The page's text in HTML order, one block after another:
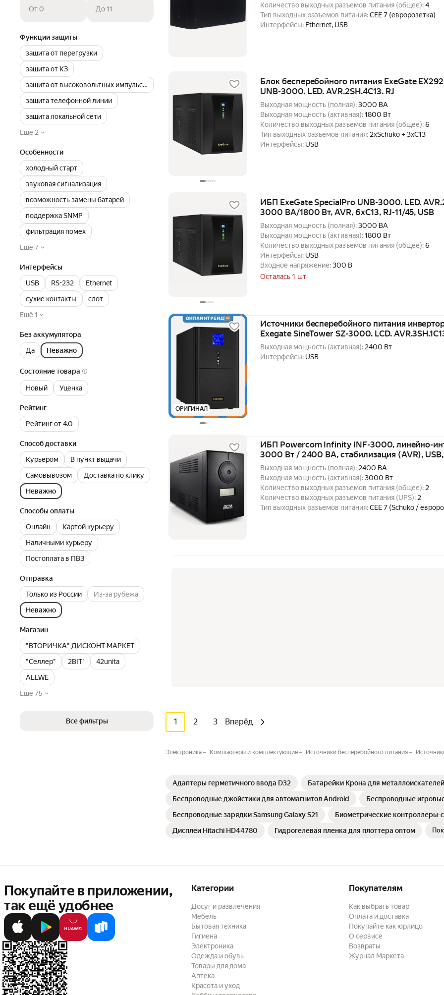
От 0 До 11
Функции защиты
защита от перегрузки
защита от КЗ
защита от высоковольтных импульсов
защита телефонной линии
защита локальной сети
Ещё 2
Особенности
холодный старт
звуковая сигнализация
возможность замены батарей
поддержка SNMP
фильтрация помех
Ещё 7
Интерфейсы
USB
RS-232
Ethernet
сухие контакты
слот
Ещё 1
Без аккумулятора
Да
Неважно
Состояние товара
Новый Уценка
Рейтинг
Рейтинг от 4.0
Способ доставки
Курьером
В пункт выдачи
Самовывозом
Доставка по клику
Неважно
Способы оплаты
Онлайн
Картой курьеру
Наличными курьеру
Постоплата в ПВЗ
Отправка
Только из России
Из-за рубежа
Неважно
Магазин
"ВТОРИЧКА" ДИСКОНТ МАРКЕТ
"Селлер"
2BIT'
42unita
ALLWE
Ещё 75
Все фильтры
Количество выходных разъемов питания (общее):4
Тип выходных разъемов питания:CEE 7 (евророзетка)
Интерфейсы: Ethernet, USB
Блок бесперебойного питания ExeGate
UNB-3000. LED. AVR.2SH.4C13. RJ
Выходная мощность (полная):3000 ВА
Выходная мощность (активная):1800 Вт
Количество выходных разъемов питания (общее):6
Тип выходных разъемов питания: 2xSchuko + 3xC13
Интерфейсы: USB
ИБП ExeGate SpecialPro UNB-3000. LED.
3000 ВА/1800 Вт, AVR, 6xC13, RJ-11/45, USB
Выходная мощность (полная):3000 ВА
Выходная мощность (активная):1800 Вт
Количество выходных разъемов питания (общее):6
Интерфейсы: USB
Входное напряжение:300 В
Осталась 1 шт
ОРИГИНАЛ
Источники бесперебойного питания
Exegate SineTower SZ-3000. LCD.
3000VA/2400W
Выходная мощность (активная): 2400 Вт
Интерфейсы: USB
ИБП Powercom Infinity INF-3000, линейно-
3000 Вт / 2400 ВА, стабилизация (AVR),
Выходная мощность (полная):2400 ВА
Выходная мощность (активная):3000 Вт
Количество выходных разъемов питания (общее):2
Количество выходных разъемов питания (UPS):2
Тип выходных разъемов питания:CEE 7 (Schuko /
1 2 3 Вперёд
Электроника Компьютеры и комплектующие Источники бесперебойного питания
Адаптеры герметичного ввода D32 Батарейки Крона для металлоискателей
Беспроводные джойстики для автомагнитол Android
Беспроводные
Беспроводные зарядки Samsung Galaxy S21
Биометрические контроллеры-
Дисплеи Hitachi HD44780
Гидрогелевая пленка для плоттера оптом
Покупайте в приложении,
так ещё удобнее
Категории
Досуг и развлечения
Мебель
Бытовая техника
Гигиена
Электроника
Одежда и обувь
Товары для дома
Аптека
Красота и уход
Покупателям
Как выбрать товар
Оплата и доставка
Покупайте как юрлицо
О сервисе
Возвраты
Журнал Маркета